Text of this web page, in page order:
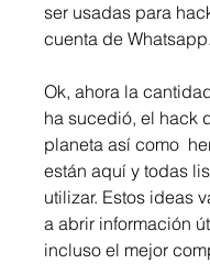
ser usadas para
cuenta de Whatsapp.
Ok, ahora la
ha sucedió, el hack
planeta así como
están aquí y todas
utilizar. Estos ideas
a abrir información
incluso el mejor